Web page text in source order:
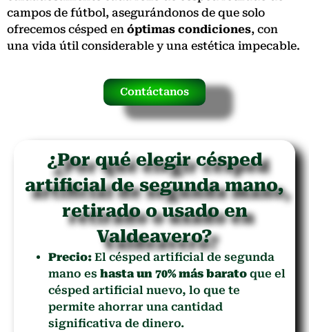
campos de fútbol, asegurándonos de que solo
ofrecemos césped en óptimas condiciones, con
una vida útil considerable y una estética impecable.
Contáctanos
¿Por qué elegir césped
artificial de segunda mano,
retirado o usado en
Valdeavero?
Precio: El césped artificial de segunda
mano es hasta un 70% más barato que el
césped artificial nuevo, lo que te
permite ahorrar una cantidad
significativa de dinero.